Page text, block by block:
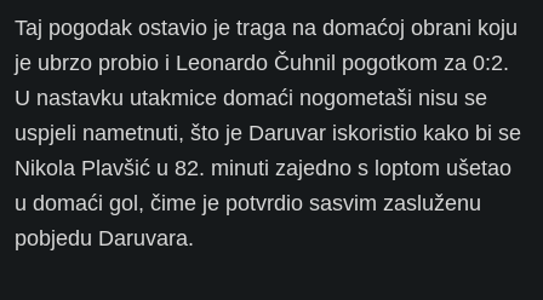
Taj pogodak ostavio je traga na domaćoj obrani koju
je ubrzo probio i Leonardo Čuhnil pogotkom za 0:2.
U nastavku utakmice domaći nogometaši nisu se
uspjeli nametnuti, što je Daruvar iskoristio kako bi se
Nikola Plavšić u 82. minuti zajedno s loptom ušetao
u domaći gol, čime je potvrdio sasvim zasluženu
pobjedu Daruvara.